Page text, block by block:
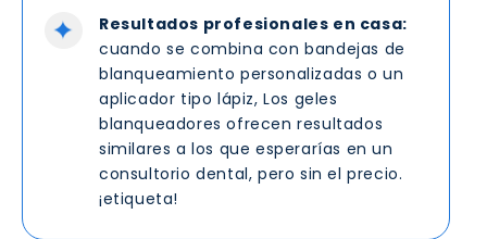
Resultados profesionales en casa:
cuando se combina con bandejas de
blanqueamiento personalizadas o un
aplicador tipo lápiz, Los geles
blanqueadores ofrecen resultados
similares a los que esperarías en un
consultorio dental, pero sin el precio.
¡etiqueta!